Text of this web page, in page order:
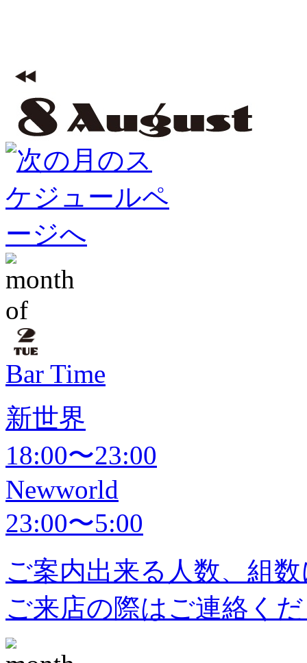
Bar Time
新世界
18:00〜23:00
Newworld
23:00〜5:00
ご案内出来る人数、組
ご来店の際はご連絡く